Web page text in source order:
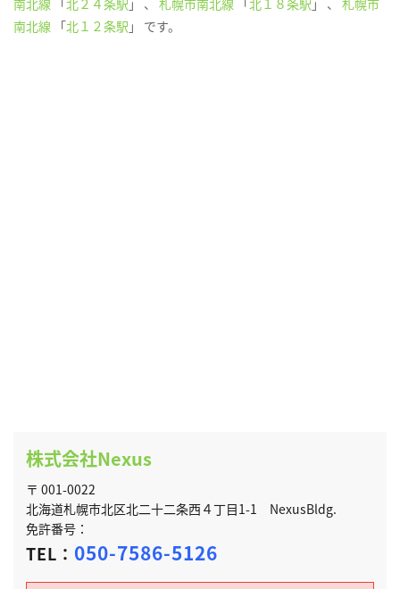
南北線 「 北２４条駅 」 、 札幌市南北線 「 北１８条駅 」 、 札幌市
南北線 「北１２条駅 」 です。
株式会社Nexus
〒 001-0022
北海道札幌市北区北二十二条西４丁目1-1 NexusBldg.
免許番号：
TEL： 050-7586-5126